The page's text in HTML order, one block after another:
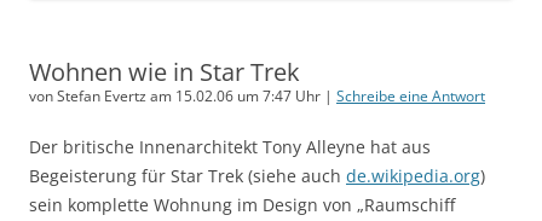
Wohnen wie in Star Trek
von Stefan Evertz am 15.02.06 um 7:47 Uhr | Schreibe eine Antwort
Der britische Innenarchitekt Tony Alleyne hat aus
Begeisterung für Star Trek (siehe auch de.wikipedia.org)
sein komplette Wohnung im Design von „Raumschiff